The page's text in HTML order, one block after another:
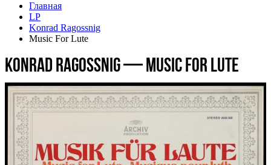
Главная
LP
Konrad Ragossnig
Music For Lute
Konrad Ragossnig — Music For Lute